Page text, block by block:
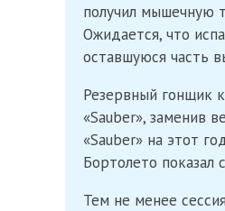
получил мышечную
Ожидается, что
оставшуюся часть
Резервный гонщик
«Sauber», заменив
«Sauber» на этот
Бортолето показал
Тем не менее